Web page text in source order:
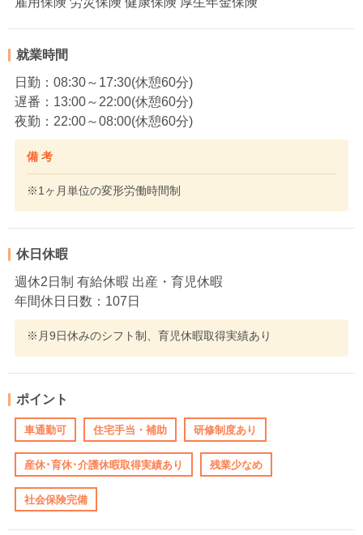
就業時間
日勤：08:30～17:30(休憩60分)
遅番：13:00～22:00(休憩60分)
夜勤：22:00～08:00(休憩60分)
備 考
※1ヶ月単位の変形労働時間制
休日休暇
週休2日制 有給休暇 出産・育児休暇
年間休日日数：107日
※月9日休みのシフト制、育児休暇取得実績あり
ポイント
車通勤可 住宅手当・補助 研修制度あり
産休･育休･介護休暇取得実績あり 残業少なめ
社会保険完備